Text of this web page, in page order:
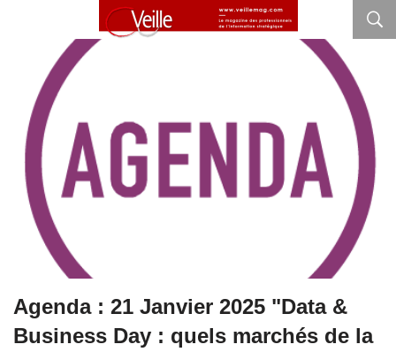
Agenda : 21 Janvier 2025 "Data &
Business Day : quels marchés de la